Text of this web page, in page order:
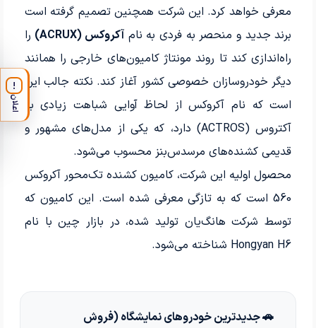
معرفی خواهد کرد. این شرکت همچنین تصمیم گرفته است
برند جدید و منحصر به فردی به نام آکروکس (ACRUX)
را
راه‌اندازی کند تا روند مونتاژ کامیون‌های خارجی را همانند
دیگر خودروسازان خصوصی کشور آغاز کند. نکته جالب این
است که نام آکروکس از لحاظ آوایی شباهت زیادی به
آکتروس (ACTROS) دارد، که یکی از مدل‌های مشهور و
قدیمی کشنده‌های مرسدس‌بنز محسوب می‌شود.
محصول اولیه این شرکت، کامیون کشنده تک‌محور آکروکس
560 است که به تازگی معرفی شده است. این کامیون که
توسط شرکت هانگ‌یان تولید شده، در بازار چین با نام
Hongyan H6 شناخته می‌شود.
🚗 جدیدترین خودروهای نمایشگاه (فروش
!
اعلان